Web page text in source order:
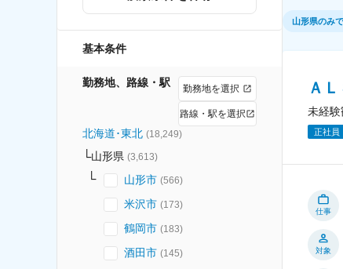
基本条件
勤務地、路線・駅 勤務地を選択
路線・駅を選択
北海道･東北 (18,249)
山形県 (3,613)
山形市 (566)
米沢市 (173)
鶴岡市 (183)
酒田市 (145)
山形県のみ
Ａ
未経
正社員
仕事
対象